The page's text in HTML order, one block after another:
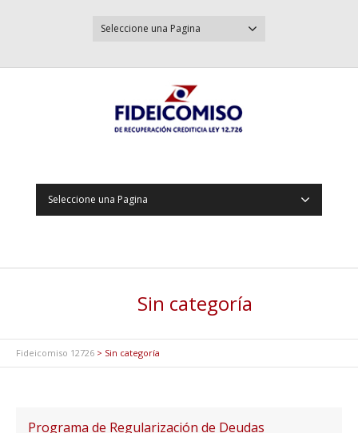
Seleccione una Pagina
Seleccione una Pagina
Sin categoría
Fideicomiso 12726 > Sin categoría
Programa de Regularización de Deudas